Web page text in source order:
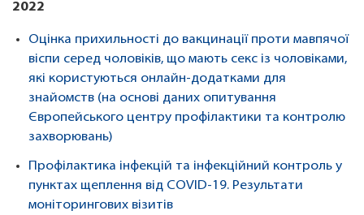
2022
Оцінка прихильності до вакцинації проти мавпячої
віспи серед чоловіків, що мають секс із чоловіками,
які користуються онлайн-додатками для
знайомств (на основі даних опитування
Європейського центру профілактики та контролю
захворювань)
Профілактика інфекцій та інфекційний контроль у
пунктах щеплення від COVID-19. Результати
моніторингових візитів